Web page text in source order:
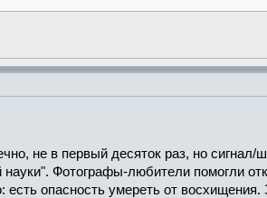
не в первый десяток раз, но сигнал/
науки". Фотографы-любители помогли
опасность умереть от восхищения.